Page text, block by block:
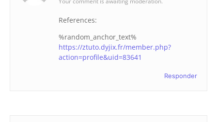
References:
%random_anchor_text%
https://ztuto.dyjix.fr/member.php?
action=profile&uid=83641
Responder